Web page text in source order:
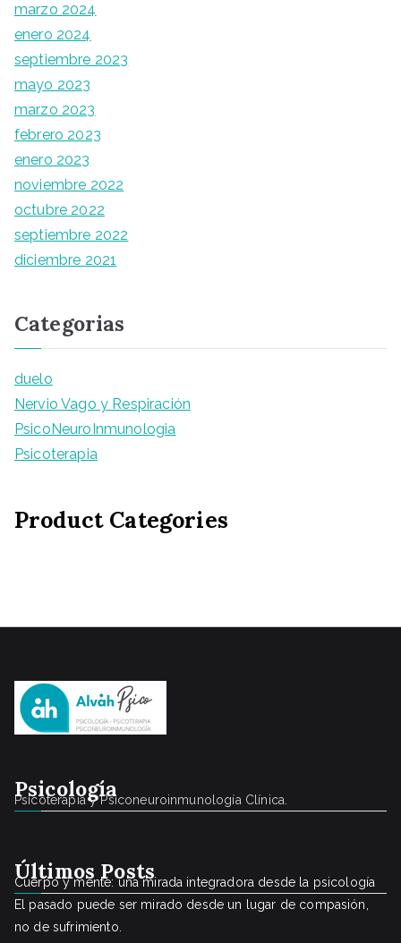
marzo 2024
enero 2024
septiembre 2023
mayo 2023
marzo 2023
febrero 2023
enero 2023
noviembre 2022
octubre 2022
septiembre 2022
diciembre 2021
Categorias
duelo
Nervio Vago y Respiración
PsicoNeuroInmunologia
Psicoterapia
Product Categories
Psicología
Psicoterapia y Psiconeuroinmunología Clínica.
Últimos Posts
Cuerpo y mente: una mirada integradora desde la psicología
El pasado puede ser mirado desde un lugar de compasión,
no de sufrimiento.